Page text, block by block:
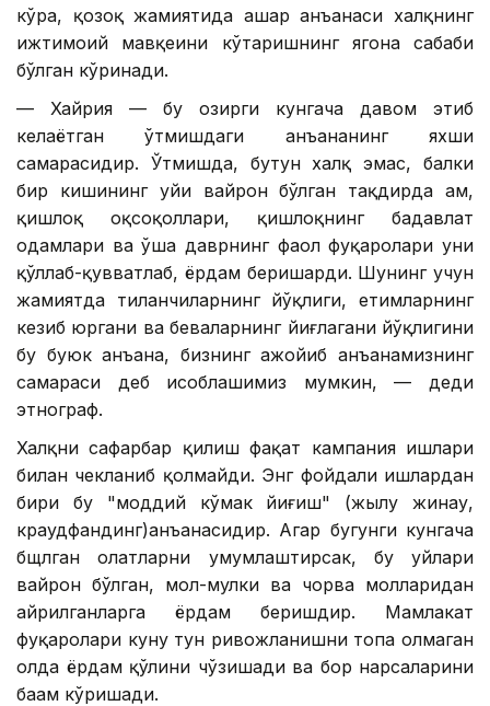
кўра, қозоқ жамиятида ҳашар анъанаси халқнинг
ижтимоий мавқеини кўтаришнинг ягона сабаби
бўлган кўринади.
— Хайрия — бу ҳозирги кунгача давом этиб
келаётган ўтмишдаги анъананинг яхши
самарасидир. Ўтмишда, бутун халқ эмас, балки
бир кишининг уйи вайрон бўлган тақдирда ҳам,
қишлоқ оқсоқоллари, қишлоқнинг бадавлат
одамлари ва ўша даврнинг фаол фуқаролари уни
қўллаб-қувватлаб, ёрдам беришарди. Шунинг учун
жамиятда тиланчиларнинг йўқлиги, етимларнинг
кезиб юргани ва беваларнинг йиғлагани йўқлигини
бу буюк анъана, бизнинг ажойиб анъанамизнинг
самараси деб ҳисоблашимиз мумкин, — деди
этнограф.
Халқни сафарбар қилиш фақат кампания ишлари
билан чекланиб қолмайди. Энг фойдали ишлардан
бири бу "моддий кўмак йиғиш" (жылу жинау,
краудфандинг)анъанасидир. Агар бугунги кунгача
бщлган ҳолатларни умумлаштирсак, бу уйлари
вайрон бўлган, мол-мулки ва чорва молларидан
айрилганларга ёрдам беришдир. Мамлакат
фуқаролари куну тун ривожланишни топа олмаган
ҳолда ёрдам қўлини чўзишади ва бор нарсаларини
баҳам кўришади.